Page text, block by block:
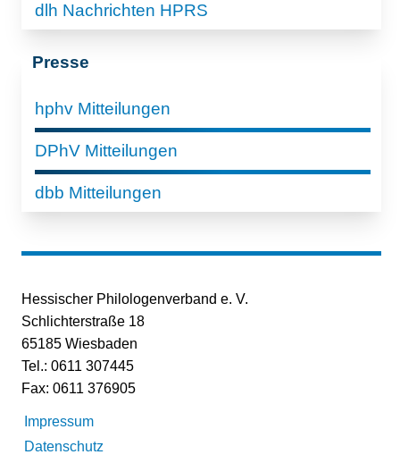
dlh Nachrichten HPRS
Presse
hphv Mitteilungen
DPhV Mitteilungen
dbb Mitteilungen
Hessischer Philologenverband e. V.
Schlichterstraße 18
65185 Wiesbaden
Tel.: 0611 307445
Fax: 0611 376905
Impressum
Datenschutz